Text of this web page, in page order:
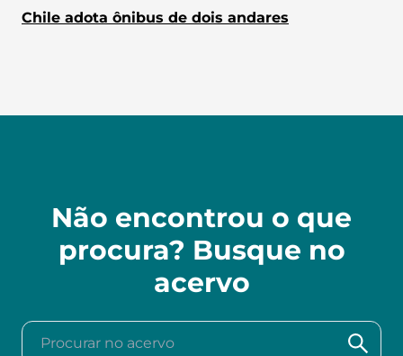
Chile adota ônibus de dois andares
Não encontrou o que
procura? Busque no
acervo
Procurar no acervo